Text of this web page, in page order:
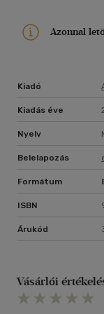
Azonnal
Kiadó
Kiadás éve
Nyelv
Belelapozás
Formátum
ISBN
Árukód
Vásárlói